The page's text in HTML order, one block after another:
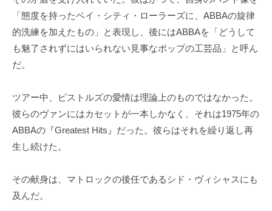
「態度を持ったベイ・シティ・ローラーズに、ABBAの旋律
的洗練を加えたもの」と表現し、後にはABBAを「どうして
も魅了されずにはいられない見事なポップの工芸品」と呼ん
だ。
ツアー中、ピストルズの愛情は理論上のものではなかった。
彼らのヴァンにはカセットが一本しかなく、それは1975年の
ABBAの『Greatest Hits』だった。彼らはそれを繰り返し再
生し続けた。
その献身は、マトロックの後任であるシド・ヴィシャスにも
及んだ。